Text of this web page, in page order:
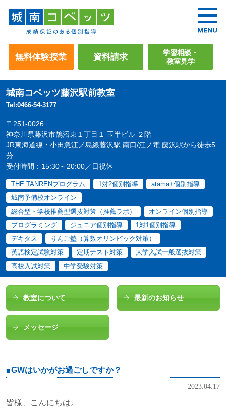
無料体験授業 資料請求
学習相談・
教室見学
城南コベッツ藤沢駅前教室
Tel:0466-54-3177
〒251-0026
神奈川県藤沢市鵠沼東１丁目１ 玉半ビル ２階
JR東海道線・小田急江ノ島線藤沢駅 南口/江ノ電 藤沢駅から徒歩5
分
受付時間：15:30～20:00／日祝休
THE TANRENプログラム 1対2個別指導
atama+個別指導
城南予備校オンライン
総合型・学校推薦型選抜対策（推薦ラボ）
オンライン個別指導
プログラミング
ジュニア個別指導
1対1個別指導
デキタス
りんご塾（算数オリンピック対策）
英語検定試験対策
定期テスト対策
大学入試一般選抜対策
高校入試対策
中学受験対策
教室について 最新のお知らせ
メッセージ
GWはいかがお過ごしですか？
2023.04.17
皆様、こんにちは。